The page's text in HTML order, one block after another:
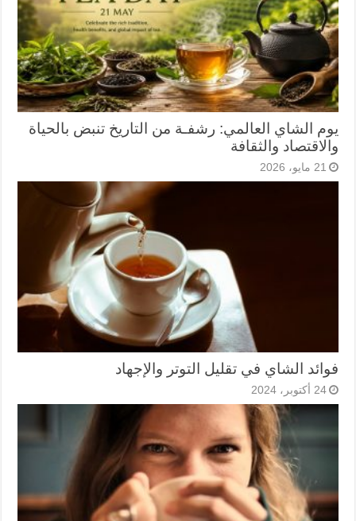
يوم الشاي العالمي: رشفـة من التاريخ تنبض بالحياة
والاقتصاد والثقافة
21 مايو، 2026
فوائد الشاي في تقليل التوتر والإجهاد
24 أكتوبر، 2024